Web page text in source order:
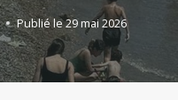
Publié le29 mai 2026